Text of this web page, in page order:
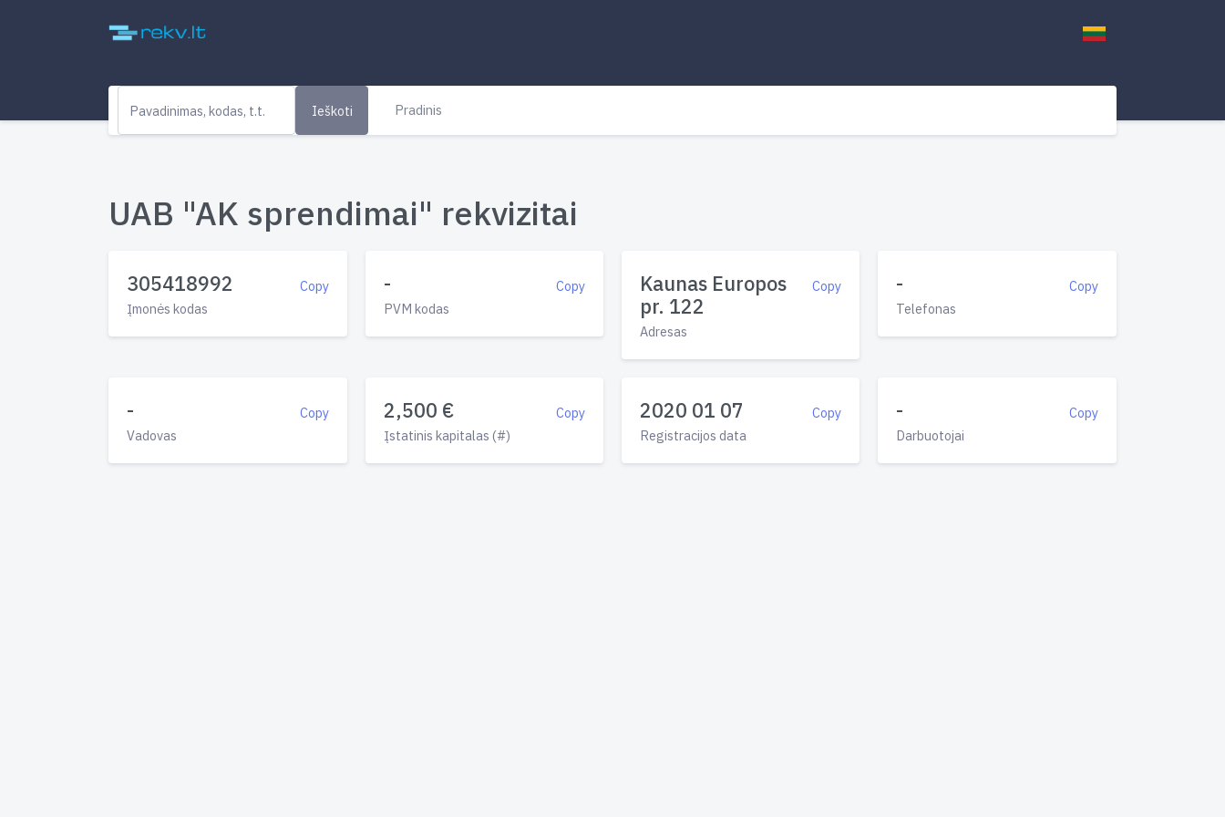
Ieškoti Pradinis
UAB "AK sprendimai" rekvizitai
Copy
305418992
Įmonės kodas
Copy
-
PVM kodas
Copy
Kaunas Europos
pr. 122
Adresas
Copy
-
Telefonas
Copy
-
Vadovas
Copy
2,500 €
Įstatinis kapitalas (#)
Copy
2020 01 07
Registracijos data
Copy
-
Darbuotojai